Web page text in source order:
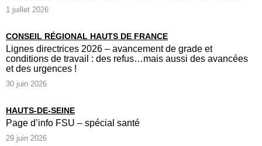
1 juillet 2026
CONSEIL RÉGIONAL HAUTS DE FRANCE
Lignes directrices 2026 – avancement de grade et
conditions de travail : des refus…mais aussi des avancées
et des urgences !
30 juin 2026
HAUTS-DE-SEINE
Page d’info FSU – spécial santé
29 juin 2026